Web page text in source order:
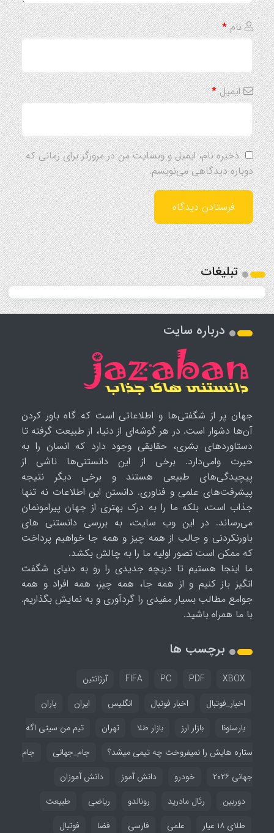
نام*
ایمیل*
ذخیره نام، ایمیل و وبسایت من در مرورگر برای زمانی که
دوباره دیدگاهی می‌نویسم.
تبلیغات
درباره سایت
جهان پر از شگفتی‌ها و اطلاعاتی است که گاه باور کردن
آن‌ها دشوار است. در هر گوشه‌ای از دنیا، از طبیعت گرفته تا
دستاوردهای بشری، حقایقی وجود دارد که انسان را به
حیرت وامی‌دارد. برخی از این دانستنی‌ها ناشی از
پیچیدگی‌های طبیعی هستند و برخی دیگر نتیجه
پیشرفت‌های علمی و فناوری. دانستن این اطلاعات نه تنها
جذاب است، بلکه ما را به درک بهتری از جهان پیرامونمان
می‌رساند. در این وب سایت، به بررسی دانستنی های
باورنکردنی و جالب از همه چیز و همه جا خواهیم پرداخت
که ممکن است تصور اولیه ما را به چالش بکشد.
ما اینجا هستیم تا دریچه جدیدی را رو به دنیای شگفت
انگیز باز کنیم و از همه جا، همه چیز، همه افراد و همه
جوامع مطالب بسیار مفیدی را گردآوری و به نمایش بگذاریم.
با ما همراه باشید.
برچسب ها
FIFA PC PDF XBOX
آرژانتین
اخبار_فوتبال
اخبار فوتبال انگلیس ایران
باران
بارسلونا
بازار ارز بازار طلا تهران
تیم من سیتی اگه
ستاره هایش را نمیفروخت چه تیمی میشد؟
جام_جهانی
جام
جهانی ۲۰۲۶
خودرو دانش آموز
دانش آموزان
دوربین
رئال مادرید رونالدو ریاضی
طبیعت
طلای ۱۸ عیار
علمی فارسی فضا فوتبال